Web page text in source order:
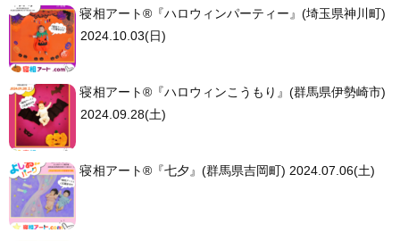
寝相アート®︎『ハロウィンパーティー』(埼玉県神川町)
2024.10.03(日)
寝相アート®︎『ハロウィンこうもり』(群馬県伊勢崎市)
2024.09.28(土)
寝相アート®︎『七夕』(群馬県吉岡町) 2024.07.06(土)